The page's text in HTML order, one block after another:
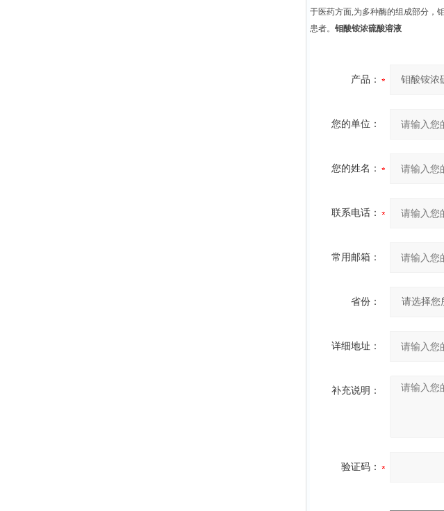
于医药方面,为多种酶的组成部分，
患者。 钼酸铵浓硫酸溶液
产品：
您的单位：
您的姓名：
联系电话：
常用邮箱：
省份：
详细地址：
补充说明：
验证码：